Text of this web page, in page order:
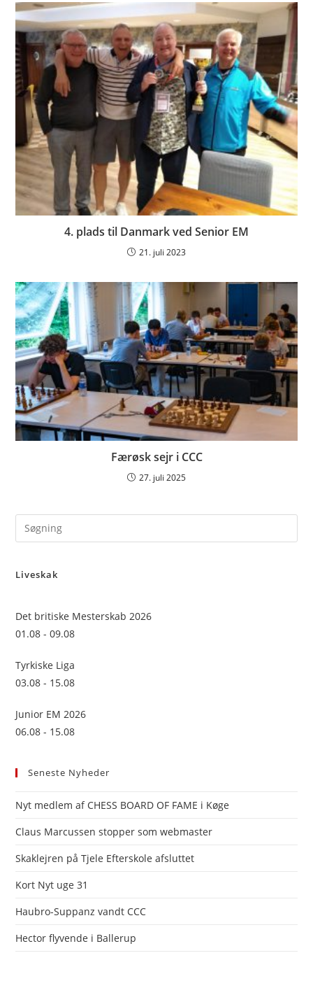
4. plads til Danmark ved Senior EM
21. juli 2023
Færøsk sejr i CCC
27. juli 2025
Liveskak
Det britiske Mesterskab 2026
01.08 - 09.08
Tyrkiske Liga
03.08 - 15.08
Junior EM 2026
06.08 - 15.08
Seneste Nyheder
Nyt medlem af CHESS BOARD OF FAME i Køge
Claus Marcussen stopper som webmaster
Skaklejren på Tjele Efterskole afsluttet
Kort Nyt uge 31
Haubro-Suppanz vandt CCC
Hector flyvende i Ballerup